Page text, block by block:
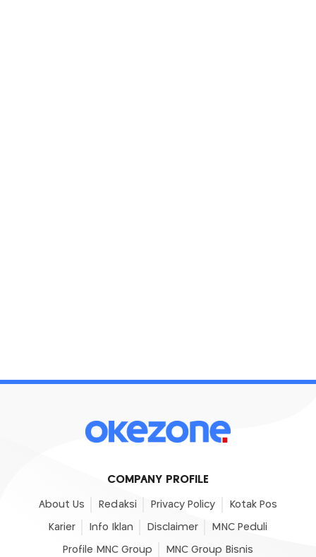
COMPANY PROFILE
About Us Redaksi Privacy Policy Kotak Pos
Karier Info Iklan Disclaimer MNC Peduli
Profile MNC Group MNC Group Bisnis